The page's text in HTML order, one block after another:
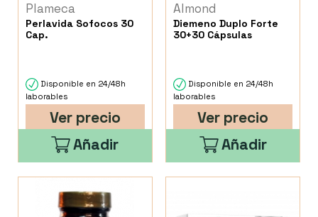
Plameca
Perlavida Sofocos 30
Cap.
Disponible en 24/48h
laborables
Ver precio
Añadir
Almond
Diemeno Duplo Forte
30+30 Cápsulas
Disponible en 24/48h
laborables
Ver precio
Añadir